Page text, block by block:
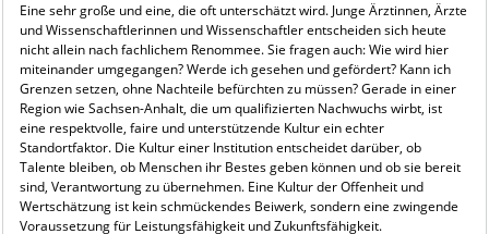
Eine sehr große und eine, die oft unterschätzt wird. Junge Ärztinnen, Ärzte
und Wissenschaftlerinnen und Wissenschaftler entscheiden sich heute
nicht allein nach fachlichem Renommee. Sie fragen auch: Wie wird hier
miteinander umgegangen? Werde ich gesehen und gefördert? Kann ich
Grenzen setzen, ohne Nachteile befürchten zu müssen? Gerade in einer
Region wie Sachsen-Anhalt, die um qualifizierten Nachwuchs wirbt, ist
eine respektvolle, faire und unterstützende Kultur ein echter
Standortfaktor. Die Kultur einer Institution entscheidet darüber, ob
Talente bleiben, ob Menschen ihr Bestes geben können und ob sie bereit
sind, Verantwortung zu übernehmen. Eine Kultur der Offenheit und
Wertschätzung ist kein schmückendes Beiwerk, sondern eine zwingende
Voraussetzung für Leistungsfähigkeit und Zukunftsfähigkeit.